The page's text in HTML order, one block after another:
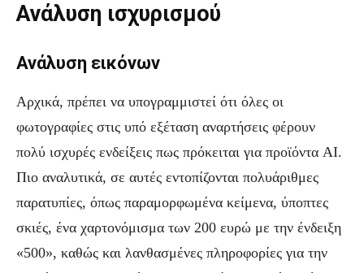
Ανάλυση ισχυρισμού
Ανάλυση εικόνων
Αρχικά, πρέπει να υπογραμμιστεί ότι όλες οι
φωτογραφίες στις υπό εξέταση αναρτήσεις φέρουν
πολύ ισχυρές ενδείξεις πως πρόκειται για προϊόντα AI.
Πιο αναλυτικά, σε αυτές εντοπίζονται πολυάριθμες
παρατυπίες, όπως παραμορφωμένα κείμενα, ύποπτες
σκιές, ένα χαρτονόμισμα των 200 ευρώ με την ένδειξη
«500», καθώς και λανθασμένες πληροφορίες για την